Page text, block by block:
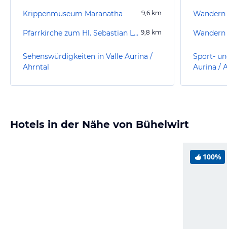
Krippenmuseum Maranatha 9,6 km
Pfarrkirche zum Hl. Sebastian Luttach 9,8 km
Sehenswürdigkeiten in Valle Aurina /
Ahrntal
Wandern
Sport-
Aurina /
Hotels in der Nähe von Bühelwirt
100%